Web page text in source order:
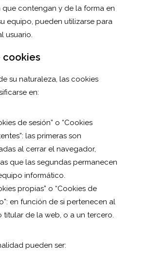
que contengan y de la forma en
equipo, pueden utilizarse para
usuario.
cookies
su naturaleza, las cookies
en:
de sesión” o “Cookies
las primeras son
al cerrar el navegador,
que las segundas permanecen
informático.
propias” o “Cookies de
en función de si pertenecen al
titular de la web, o a un tercero.
pueden ser: